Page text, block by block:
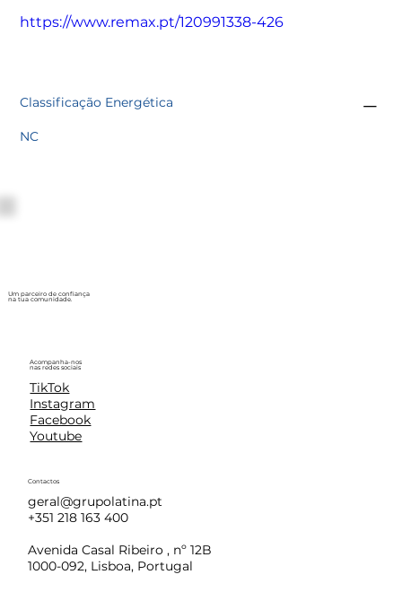
https://www.remax.pt/120991338-426
Classificação Energética
NC
Um parceiro de confiança
na tua comunidade.
Acompanha-nos
nas redes sociais
TikTok
Instagram
Facebook
Youtube
Contactos
geral@grupolatina.pt
+351 218 163 400
Avenida Casal Ribeiro , nº 12B
1000-092, Lisboa, Portugal